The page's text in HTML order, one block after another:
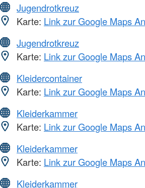
Jugendrotkreuz
Karte: Link zur Google Maps
Jugendrotkreuz
Karte: Link zur Google Maps
Kleidercontainer
Karte: Link zur Google Maps
Kleiderkammer
Karte: Link zur Google Maps
Kleiderkammer
Karte: Link zur Google Maps
Kleiderkammer